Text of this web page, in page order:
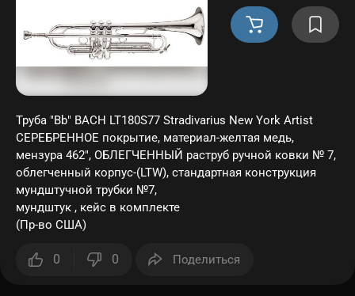
Труба "Bb" BACH LT180S77 Stradivarius New York Artist
СЕРЕБРЕННОЕ покрытие, материал-желтая медь,
мензура 462", ОБЛЕГЧЕННЫЙ раструб ручной ковки № 7,
облегченный корпус-(LTW), стандартная конструкция
мундштучной трубки №7,
мундштук , кейс в комплекте
(Пр-во США)
0 0 Поделиться